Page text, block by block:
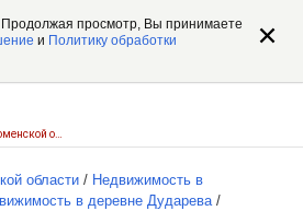
просмотр, Вы принимаете
и Политику обработки
области / Недвижимость в
в деревне Дударева /